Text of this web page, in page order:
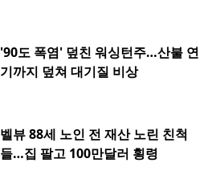
'90도 폭염' 덮친 워싱턴주…산불 연
기까지 덮쳐 대기질 비상
벨뷰 88세 노인 전 재산 노린 친척
들…집 팔고 100만달러 횡령